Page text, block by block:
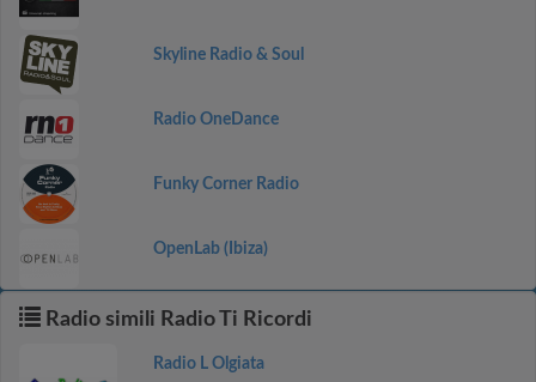
Skyline Radio & Soul
Radio OneDance
Funky Corner Radio
OpenLab (Ibiza)
Radio simili Radio Ti Ricordi
Radio L Olgiata